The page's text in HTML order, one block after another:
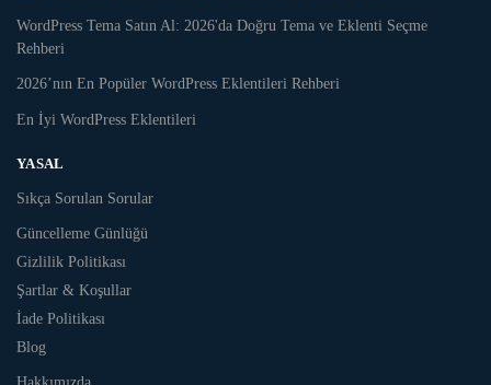
WordPress Tema Satın Al: 2026'da Doğru Tema ve Eklenti Seçme
Rehberi
2026’nın En Popüler WordPress Eklentileri Rehberi
En İyi WordPress Eklentileri
YASAL
Sıkça Sorulan Sorular
Güncelleme Günlüğü
Gizlilik Politikası
Şartlar & Koşullar
İade Politikası
Blog